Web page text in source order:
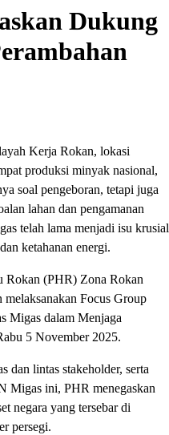
Dukung
Kerja Rokan, lokasi
produksi minyak nasional,
soal pengeboran, tetapi juga
lahan dan pengamanan
telah lama menjadi isu krusial
ketahanan energi.
Rokan (PHR) Zona Rokan
melaksanakan Focus Group
Migas dalam Menjaga
5 November 2025.
lintas stakeholder, serta
Migas ini, PHR menegaskan
negara yang tersebar di
persegi.